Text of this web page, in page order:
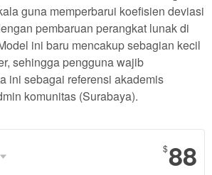
guna memperbarui koefisien deviasi
pembaruan perangkat lunak di
ini baru mencakup sebagian kecil
sehingga pengguna wajib
ini sebagai referensi akademis
komunitas (Surabaya).
$88